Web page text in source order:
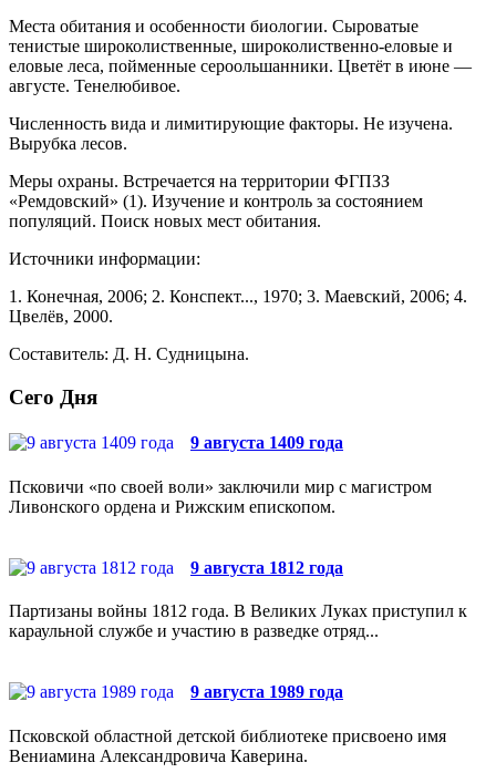
Места обитания и особенности биологии. Сыроватые
тенистые широколиственные, широколи­ственно-еловые и
еловые леса, пойменные сероольшанники. Цветёт в июне —
августе. Тенелюбивое.
Численность вида и лимитирующие факто­ры. Не изучена.
Вырубка лесов.
Меры охраны. Встречается на территории ФГПЗЗ
«Ремдовский» (1). Изучение и контроль за состоянием
популяций. Поиск новых мест обитания.
Источники информации:
1. Конечная, 2006; 2. Конспект..., 1970; 3. Маевский, 2006; 4.
Цвелёв, 2000.
Составитель: Д. Н. Судницына.
Сего Дня
9 августа 1409 года
Псковичи «по своей воли» заключили мир с магистром
Ливонского ордена и Рижским епископом.
9 августа 1812 года
Партизаны войны 1812 года. В Великих Луках приступил к
караульной службе и участию в разведке отряд...
9 августа 1989 года
Псковской областной детской библиотеке присвоено имя
Вениамина Александровича Каверина.